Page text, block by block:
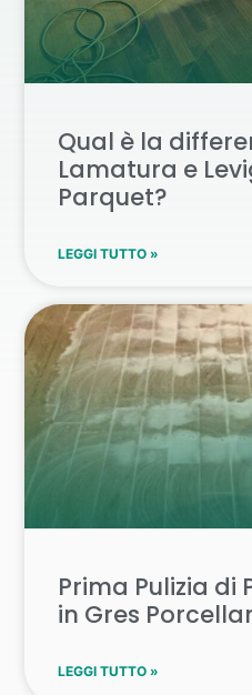
Qual è la
Lamatura e
Parquet?
LEGGI TUTTO »
Prima Pulizia di
in Gres
LEGGI TUTTO »